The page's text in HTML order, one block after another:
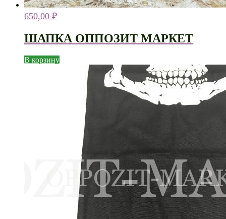
650,00 ₽
ШАПКА ОППОЗИТ МАРКЕТ
В корзину